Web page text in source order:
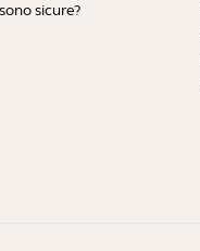
sicure?